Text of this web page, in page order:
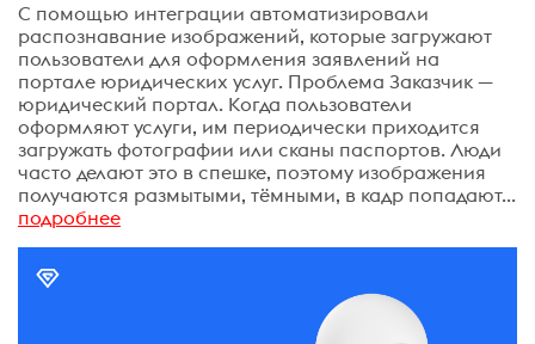
С помощью интеграции автоматизировали
распознавание изображений, которые загружают
пользователи для оформления заявлений на
портале юридических услуг. Проблема Заказчик —
юридический портал. Когда пользователи
оформляют услуги, им периодически приходится
загружать фотографии или сканы паспортов. Люди
часто делают это в спешке, поэтому изображения
получаются размытыми, тёмными, в кадр попадают...
подробнее